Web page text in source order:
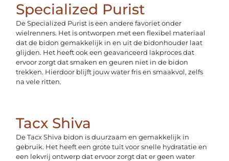
Specialized Purist
De Specialized Purist is een andere favoriet onder
wielrenners. Het is ontworpen met een flexibel materiaal
dat de bidon gemakkelijk in en uit de bidonhouder laat
glijden. Het heeft ook een geavanceerd lakproces dat
ervoor zorgt dat smaken en geuren niet in de bidon
trekken. Hierdoor blijft jouw water fris en smaakvol, zelfs
na vele ritten.
Tacx Shiva
De Tacx Shiva bidon is duurzaam en gemakkelijk in
gebruik. Het heeft een grote tuit voor snelle hydratatie en
een lekvrij ontwerp dat ervoor zorgt dat er geen water